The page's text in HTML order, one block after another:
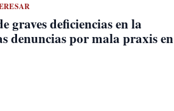
graves deficiencias en la
denuncias por mala praxis en